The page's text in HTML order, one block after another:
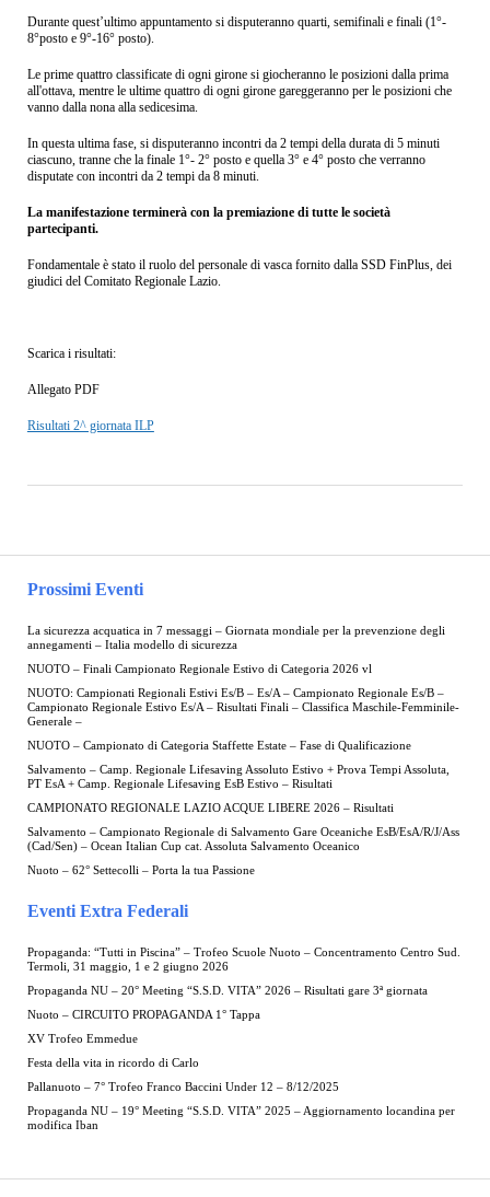
Prossimi Eventi
La sicurezza acquatica in 7 messaggi – Giornata mondiale per la prevenzione degli
annegamenti – Italia modello di sicurezza
NUOTO – Finali Campionato Regionale Estivo di Categoria 2026 vl
NUOTO: Campionati Regionali Estivi Es/B – Es/A – Campionato Regionale Es/B –
Campionato Regionale Estivo Es/A – Risultati Finali – Classifica Maschile-Femminile-
Generale –
NUOTO – Campionato di Categoria Staffette Estate – Fase di Qualificazione
Salvamento – Camp. Regionale Lifesaving Assoluto Estivo + Prova Tempi Assoluta,
PT EsA + Camp. Regionale Lifesaving EsB Estivo – Risultati
CAMPIONATO REGIONALE LAZIO ACQUE LIBERE 2026 – Risultati
Salvamento – Campionato Regionale di Salvamento Gare Oceaniche EsB/EsA/R/J/Ass
(Cad/Sen) – Ocean Italian Cup cat. Assoluta Salvamento Oceanico
Nuoto – 62° Settecolli – Porta la tua Passione
Eventi Extra Federali
Propaganda: “Tutti in Piscina” – Trofeo Scuole Nuoto – Concentramento Centro Sud.
Termoli, 31 maggio, 1 e 2 giugno 2026
Propaganda NU – 20° Meeting “S.S.D. VITA” 2026 – Risultati gare 3ª giornata
Nuoto – CIRCUITO PROPAGANDA 1° Tappa
XV Trofeo Emmedue
Festa della vita in ricordo di Carlo
Pallanuoto – 7° Trofeo Franco Baccini Under 12 – 8/12/2025
Propaganda NU – 19° Meeting “S.S.D. VITA” 2025 – Aggiornamento locandina per
modifica Iban
Durante quest’ultimo appuntamento si disputeranno quarti, semifinali e finali (1°-
8°posto e 9°-16° posto).
Le prime quattro classificate di ogni girone si giocheranno le posizioni dalla prima
all'ottava, mentre le ultime quattro di ogni girone gareggeranno per le posizioni che
vanno dalla nona alla sedicesima.
In questa ultima fase, si disputeranno incontri da 2 tempi della durata di 5 minuti
ciascuno, tranne che la finale 1°- 2° posto e quella 3° e 4° posto che verranno
disputate con incontri da 2 tempi da 8 minuti.
La manifestazione terminerà con la premiazione di tutte le società
partecipanti.
Fondamentale è stato il ruolo del personale di vasca fornito dalla SSD FinPlus, dei
giudici del Comitato Regionale Lazio.
Scarica i risultati:
Allegato PDF
Risultati 2^ giornata ILP